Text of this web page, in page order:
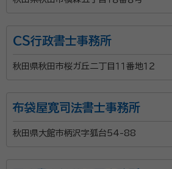
ＣＳ行政書士事務所
秋田県秋田市桜ガ丘二丁目１１番地１２
布袋屋寛司法書士事務所
秋田県大館市柄沢字狐台54-88